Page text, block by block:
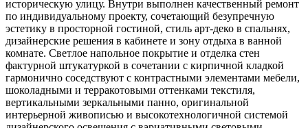
историческую улицу. Внутри выполнен качественный ремонт
по индивидуальному проекту, сочетающий безупречную
эстетику в просторной гостиной, стиль арт-деко в спальнях,
дизайнерские решения в кабинете и зону отдыха в ванной
комнате. Светлое напольное покрытие и отделка стен
фактурной штукатуркой в сочетании с кирпичной кладкой
гармонично соседствуют с контрастными элементами мебели,
шоколадными и терракотовыми оттенками текстиля,
вертикальными зеркальными панно, оригинальной
интерьерной живописью и высокотехнологичной системой